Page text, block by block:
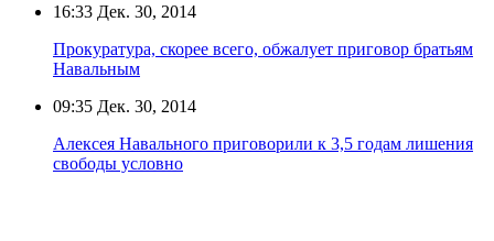
16:33 Дек. 30, 2014
Прокуратура, скорее всего, обжалует приговор братьям
Навальным
09:35 Дек. 30, 2014
Алексея Навального приговорили к 3,5 годам лишения
свободы условно